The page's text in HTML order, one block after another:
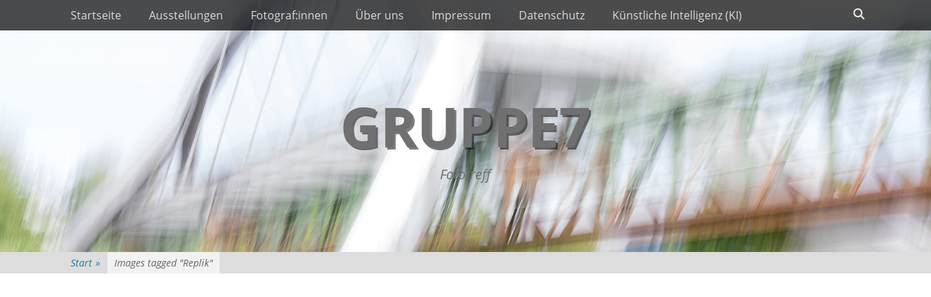
Zum
Inhalt
Primäres Menü
Startseite Ausstellungen Fotograf:innen Über uns Impressum Datenschutz Künstliche Intelligenz (KI)
GRUPPE7
Fototreff
Start » Images tagged "Replik"